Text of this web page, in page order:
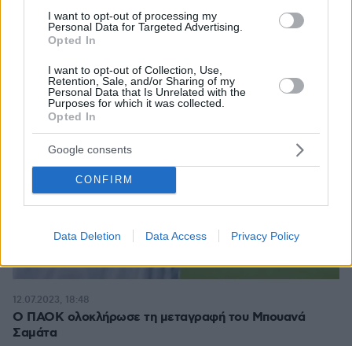
I want to opt-out of processing my
Personal Data for Targeted Advertising.
Opted In
I want to opt-out of Collection, Use,
Retention, Sale, and/or Sharing of my
Personal Data that Is Unrelated with the
Purposes for which it was collected.
Opted In
Google consents
CONFIRM
Data Deletion Data Access Privacy Policy
O ΠΑΟΚ ολοκλήρωσε τη μεταγραφή του Μπουανά
Σαμάτα
12.07.2023, 18:48